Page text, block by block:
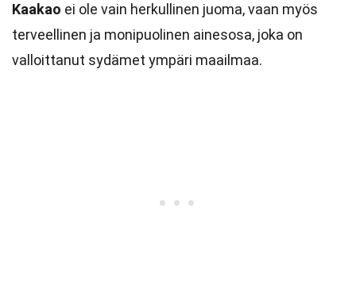
Kaakao ei ole vain herkullinen juoma, vaan myös
terveellinen ja monipuolinen ainesosa, joka on
valloittanut sydämet ympäri maailmaa.